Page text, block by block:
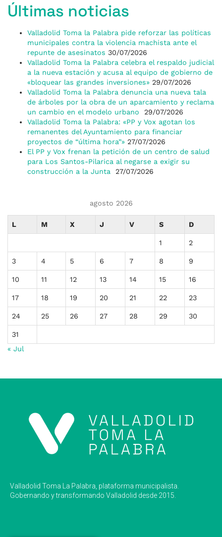
Últimas noticias
Valladolid Toma la Palabra pide reforzar las políticas
municipales contra la violencia machista ante el
repunte de asesinatos 30/07/2026
Valladolid Toma la Palabra celebra el respaldo judicial
a la nueva estación y acusa al equipo de gobierno de
«bloquear las grandes inversiones» 29/07/2026
Valladolid Toma la Palabra denuncia una nueva tala
de árboles por la obra de un aparcamiento y reclama
un cambio en el modelo urbano
29/07/2026
Valladolid Toma la Palabra: «PP y Vox agotan los
remanentes del Ayuntamiento para financiar
proyectos de “última hora”» 27/07/2026
El PP y Vox frenan la petición de un centro de salud
para Los Santos-Pilarica al negarse a exigir su
construcción a la Junta
27/07/2026
agosto 2026
L M X J V S D
1 2
3 4 5 6 7 8 9
10 11 12 13 14 15 16
17 18 19 20 21 22 23
24 25 26 27 28 29 30
31
« Jul
Valladolid Toma La Palabra, plataforma municipalista.
Gobernando y transformando Valladolid desde 2015.